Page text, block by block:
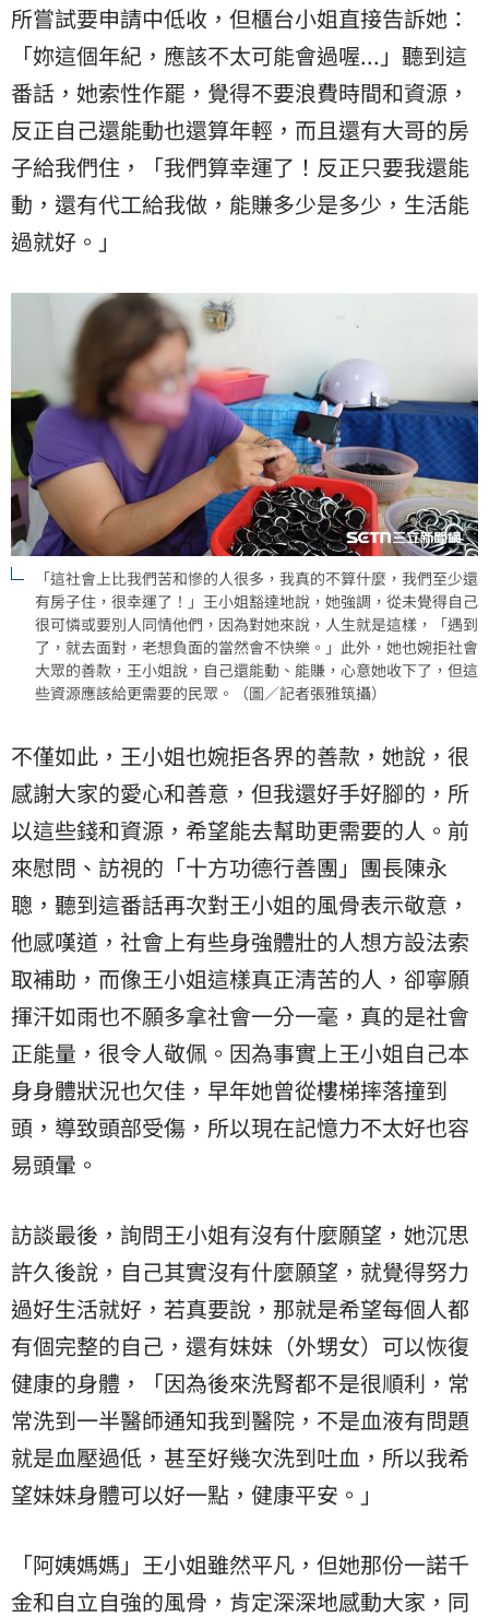
所嘗試要申請中低收，但櫃台小姐直接告訴她：
「妳這個年紀，應該不太可能會過喔...」聽到這
番話，她索性作罷，覺得不要浪費時間和資源，
反正自己還能動也還算年輕，而且還有大哥的房
子給我們住，「我們算幸運了！反正只要我還能
動，還有代工給我做，能賺多少是多少，生活能
過就好。」
「這社會上比我們苦和慘的人很多，我真的不算什麼，我們至少還
有房子住，很幸運了！」王小姐豁達地說，她強調，從未覺得自己
很可憐或要別人同情他們，因為對她來說，人生就是這樣，「遇到
了，就去面對，老想負面的當然會不快樂。」此外，她也婉拒社會
大眾的善款，王小姐說，自己還能動、能賺，心意她收下了，但這
些資源應該給更需要的民眾。（圖／記者張雅筑攝）
不僅如此，王小姐也婉拒各界的善款，她說，很
感謝大家的愛心和善意，但我還好手好腳的，所
以這些錢和資源，希望能去幫助更需要的人。前
來慰問、訪視的「十方功德行善團」團長陳永
聰，聽到這番話再次對王小姐的風骨表示敬意，
他感嘆道，社會上有些身強體壯的人想方設法索
取補助，而像王小姐這樣真正清苦的人，卻寧願
揮汗如雨也不願多拿社會一分一毫，真的是社會
正能量，很令人敬佩。因為事實上王小姐自己本
身身體狀況也欠佳，早年她曾從樓梯摔落撞到
頭，導致頭部受傷，所以現在記憶力不太好也容
易頭暈。
訪談最後，詢問王小姐有沒有什麼願望，她沉思
許久後說，自己其實沒有什麼願望，就覺得努力
過好生活就好，若真要說，那就是希望每個人都
有個完整的自己，還有妹妹（外甥女）可以恢復
健康的身體，「因為後來洗腎都不是很順利，常
常洗到一半醫師通知我到醫院，不是血液有問題
就是血壓過低，甚至好幾次洗到吐血，所以我希
望妹妹身體可以好一點，健康平安。」
「阿姨媽媽」王小姐雖然平凡，但她那份一諾千
金和自立自強的風骨，肯定深深地感動大家，同